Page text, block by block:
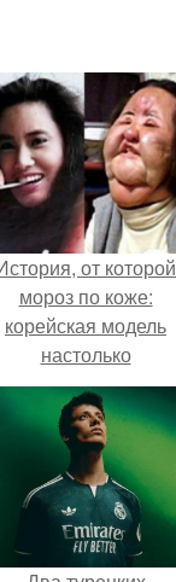
от которой
мороз по коже:
корейская модель
настолько
увлеклась
пластикой, что
вколола себе в
лицо кулинарное
масло.